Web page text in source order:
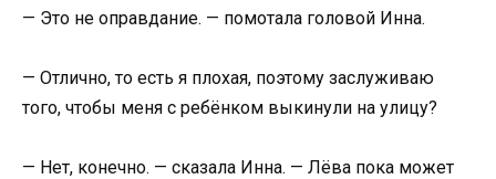
— Это не оправдание. — помотала головой Инна.
— Отлично, то есть я плохая, поэтому заслуживаю
того, чтобы меня с ребёнком выкинули на улицу?
— Нет, конечно. — сказала Инна. — Лёва пока может